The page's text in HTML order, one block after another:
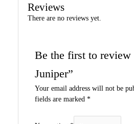
Reviews
There are no reviews yet.
Be the first to review
Juniper”
Your email address will not be
fields are marked *